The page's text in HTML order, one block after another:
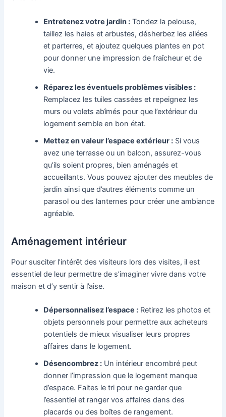
Entretenez votre jardin : Tondez la pelouse,
taillez les haies et arbustes, désherbez les allées
et parterres, et ajoutez quelques plantes en pot
pour donner une impression de fraîcheur et de
vie.
Réparez les éventuels problèmes visibles :
Remplacez les tuiles cassées et repeignez les
murs ou volets abîmés pour que l’extérieur du
logement semble en bon état.
Mettez en valeur l’espace extérieur : Si vous
avez une terrasse ou un balcon, assurez-vous
qu’ils soient propres, bien aménagés et
accueillants. Vous pouvez ajouter des meubles de
jardin ainsi que d’autres éléments comme un
parasol ou des lanternes pour créer une ambiance
agréable.
Aménagement intérieur
Pour susciter l’intérêt des visiteurs lors des visites, il est
essentiel de leur permettre de s’imaginer vivre dans votre
maison et d’y sentir à l’aise.
Dépersonnalisez l’espace : Retirez les photos et
objets personnels pour permettre aux acheteurs
potentiels de mieux visualiser leurs propres
affaires dans le logement.
Désencombrez : Un intérieur encombré peut
donner l’impression que le logement manque
d’espace. Faites le tri pour ne garder que
l’essentiel et ranger vos affaires dans des
placards ou des boîtes de rangement.